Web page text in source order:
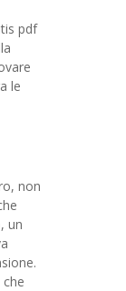
pdf
le
non
un